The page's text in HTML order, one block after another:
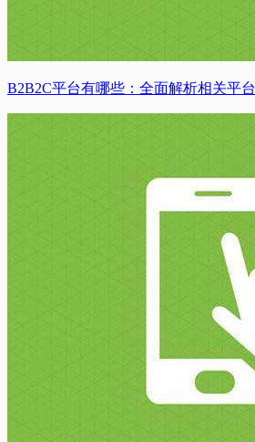
B2B2C平台有哪些：全面解析相关平台